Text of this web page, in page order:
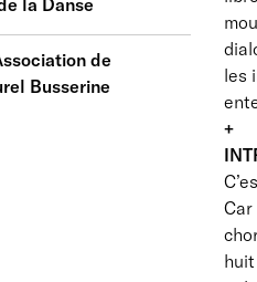
les
+
Car
la Danse
de
Busserine